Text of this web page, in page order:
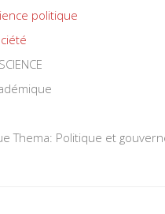
politique
Thema: Politique et